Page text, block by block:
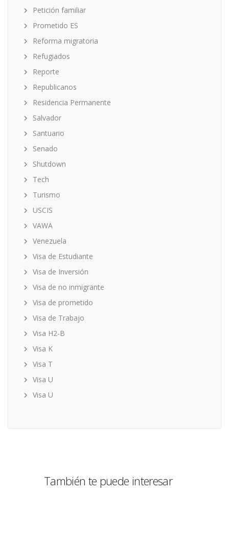
Petición familiar
Prometido ES
Reforma migratoria
Refugiados
Reporte
Republicanos
Residencia Permanente
Salvador
Santuario
Senado
Shutdown
Tech
Turismo
USCIS
VAWA
Venezuela
Visa de Estudiante
Visa de Inversión
Visa de no inmigrante
Visa de prometido
Visa de Trabajo
Visa H2-B
Visa K
Visa T
Visa U
Visa U
También te puede interesar